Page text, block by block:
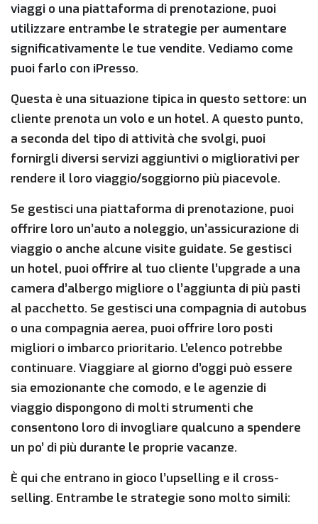
viaggi o una piattaforma di prenotazione, puoi
utilizzare entrambe le strategie per aumentare
significativamente le tue vendite. Vediamo come
puoi farlo con iPresso.
Questa è una situazione tipica in questo settore: un
cliente prenota un volo e un hotel. A questo punto,
a seconda del tipo di attività che svolgi, puoi
fornirgli diversi servizi aggiuntivi o migliorativi per
rendere il loro viaggio/soggiorno più piacevole.
Se gestisci una piattaforma di prenotazione, puoi
offrire loro un’auto a noleggio, un’assicurazione di
viaggio o anche alcune visite guidate. Se gestisci
un hotel, puoi offrire al tuo cliente l’upgrade a una
camera d’albergo migliore o l’aggiunta di più pasti
al pacchetto. Se gestisci una compagnia di autobus
o una compagnia aerea, puoi offrire loro posti
migliori o imbarco prioritario. L’elenco potrebbe
continuare. Viaggiare al giorno d’oggi può essere
sia emozionante che comodo, e le agenzie di
viaggio dispongono di molti strumenti che
consentono loro di invogliare qualcuno a spendere
un po’ di più durante le proprie vacanze.
È qui che entrano in gioco l’upselling e il cross-
selling. Entrambe le strategie sono molto simili: